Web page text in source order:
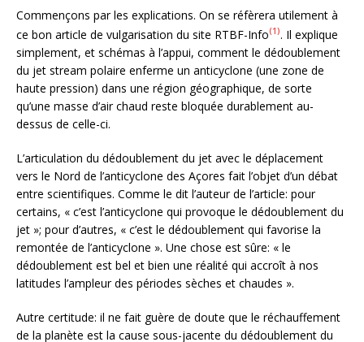
Commençons par les explications. On se réfèrera utilement à
ce bon article de vulgarisation du site RTBF-Info(1). Il explique
simplement, et schémas à l’appui, comment le dédoublement
du jet stream polaire enferme un anticyclone (une zone de
haute pression) dans une région géographique, de sorte
qu’une masse d’air chaud reste bloquée durablement au-
dessus de celle-ci.
L’articulation du dédoublement du jet avec le déplacement
vers le Nord de l’anticyclone des Açores fait l’objet d’un débat
entre scientifiques. Comme le dit l’auteur de l’article: pour
certains, « c’est l’anticyclone qui provoque le dédoublement du
jet »; pour d’autres, « c’est le dédoublement qui favorise la
remontée de l’anticyclone ». Une chose est sûre: « le
dédoublement est bel et bien une réalité qui accroît à nos
latitudes l’ampleur des périodes sèches et chaudes ».
Autre certitude: il ne fait guère de doute que le réchauffement
de la planète est la cause sous-jacente du dédoublement du